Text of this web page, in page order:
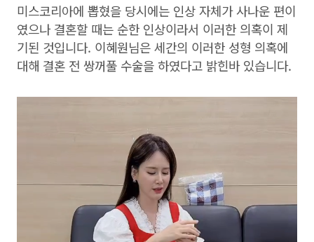
미스코리아에 뽑혔을 당시에는 인상 자체가 사나운 편이
였으나 결혼할 때는 순한 인상이라서 이러한 의혹이 제
기된 것입니다. 이혜원님은 세간의 이러한 성형 의혹에
대해 결혼 전 쌍꺼풀 수술을 하였다고 밝힌바 있습니다.